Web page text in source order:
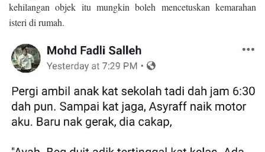
kehilangan objek itu mungkin boleh mencetuskan kemarahan
isteri di rumah.